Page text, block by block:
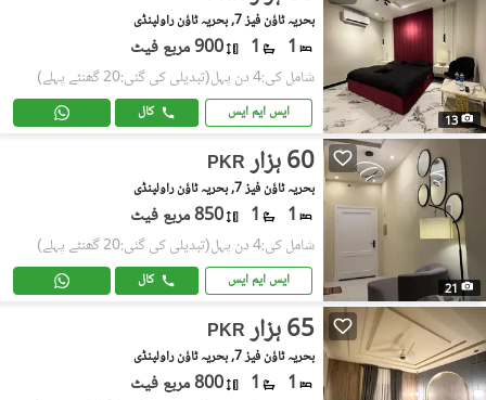
13
بحریہ ٹاؤن فیز 7, بحریہ ٹاؤن راولپنڈی
1
1 900 مربع فیٹ
شامل کی:4 دن پہل (تبدیلی کی گئی:20 گھنٹے پہلے)
ایس ایم ایس کال
21
PKR 60 ہزار
بحریہ ٹاؤن فیز 7, بحریہ ٹاؤن راولپنڈی
1
1 850 مربع فیٹ
شامل کی:4 دن پہل (تبدیلی کی گئی:20 گھنٹے پہلے)
ایس ایم ایس کال
PKR 65 ہزار
بحریہ ٹاؤن فیز 7, بحریہ ٹاؤن راولپنڈی
1
1 800 مربع فیٹ